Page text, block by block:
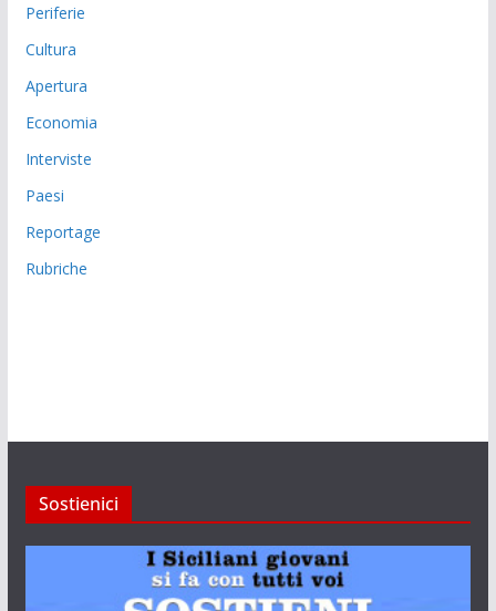
Periferie
Cultura
Apertura
Economia
Interviste
Paesi
Reportage
Rubriche
Sostienici